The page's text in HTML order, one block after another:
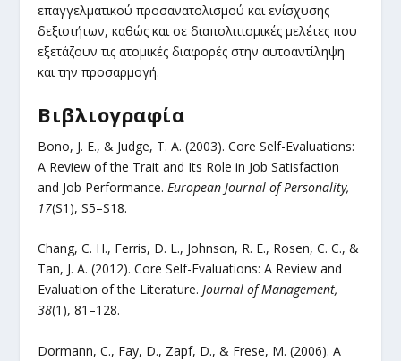
επαγγελματικού προσανατολισμού και ενίσχυσης
δεξιοτήτων, καθώς και σε διαπολιτισμικές μελέτες που
εξετάζουν τις ατομικές διαφορές στην αυτοαντίληψη
και την προσαρμογή.
Βιβλιογραφία
Bono, J. E., & Judge, T. A. (2003). Core Self-Evaluations:
A Review of the Trait and Its Role in Job Satisfaction
and Job Performance.European Journal of Personality,
17(S1), S5–S18.
Chang, C. H., Ferris, D. L., Johnson, R. E., Rosen, C. C., &
Tan, J. A. (2012). Core Self-Evaluations: A Review and
Evaluation of the Literature.Journal of Management,
38(1), 81–128.
Dormann, C., Fay, D., Zapf, D., & Frese, M. (2006). A